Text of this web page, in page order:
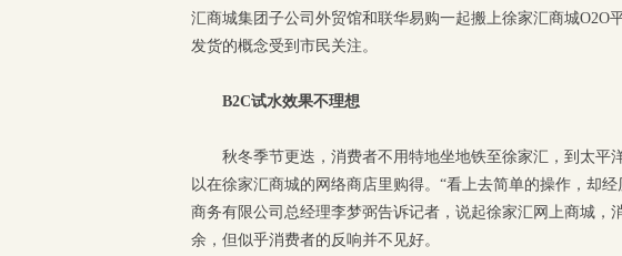
汇商城集团子公司外贸馆和联华易购一起搬上徐家汇商城O2O
发货的概念受到市民关注。
B2C试水效果不理想
秋冬季节更迭，消费者不用特地坐地铁至徐家汇，到太平
以在徐家汇商城的网络商店里购得。“看上去简单的操作，却
商务有限公司总经理李梦弼告诉记者，说起徐家汇网上商城，
余，但似乎消费者的反响并不见好。